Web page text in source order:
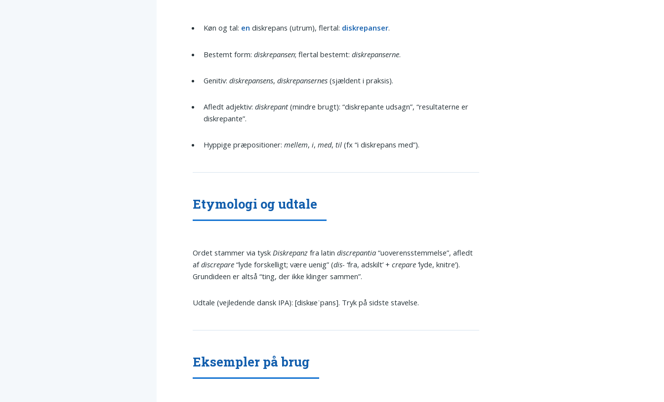
Køn og tal: en diskrepans (utrum), flertal: diskrepanser.
Bestemt form:diskrepansen; flertal bestemt:diskrepanserne.
Genitiv:diskrepansens,diskrepansernes (sjældent i praksis).
Afledt adjektiv:diskrepant(mindre brugt): “diskrepante udsagn”, “resultaterne er
diskrepante”.
Hyppige præpositioner:mellem,i,med,til (fx “i diskrepans med”).
Etymologi og udtale
Ordet stammer via tysk Diskrepanz fra latindiscrepantia “uoverensstemmelse”, afledt
afdiscrepare “lyde forskelligt; være uenig” (dis- ‘fra, adskilt’ +crepare ‘lyde, knitre’).
Grundideen er altså “ting, der ikke klinger sammen”.
Udtale (vejledende dansk IPA): [diskʁeˈpans]. Tryk på sidste stavelse.
Eksempler på brug